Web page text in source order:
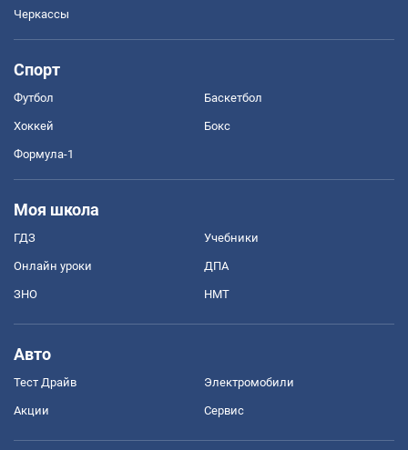
Черкассы
Спорт
Футбол Баскетбол
Хоккей Бокс
Формула-1
Моя школа
ГДЗ Учебники
Онлайн уроки ДПА
ЗНО НМТ
Авто
Тест Драйв Электромобили
Акции Сервис